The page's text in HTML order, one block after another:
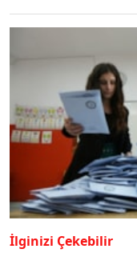
İlginizi Çekebilir